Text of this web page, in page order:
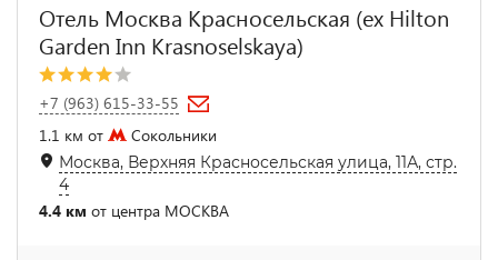
Отель Москва Красносельская (ex Hilton
Garden Inn Krasnoselskaya)
+7 (963) 615-33-55
1.1 км от
Сокольники
Москва, Верхняя Красносельская улица, 11А, стр.
4
4.4 км от центра МОСКВА